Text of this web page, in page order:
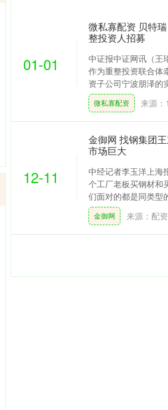
01-01
微私寡配资 贝特
整投资人招募
中证报中证网讯（王
作为重整投资联合体
资子公司宁波朋泽的
微私寡配资 来源
12-11
金御网 找钢集团
市场巨大
中经记者李玉洋上海
个工厂老板买钢材和
们面对的都是同类型
金御网 来源：配